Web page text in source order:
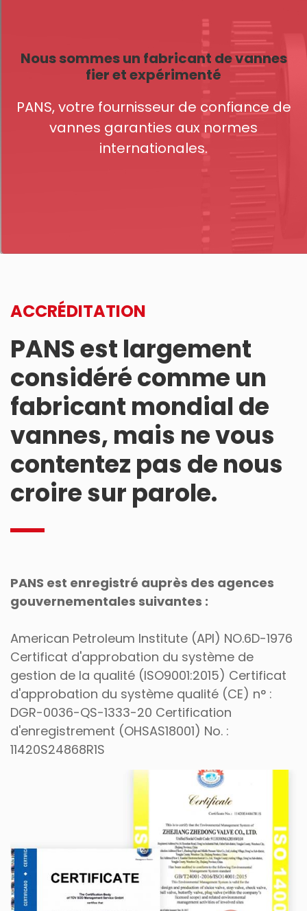
Nous sommes un fabricant de vannes
fier et expérimenté
PANS, votre fournisseur de confiance de
vannes garanties aux normes
internationales.
ACCRÉDITATION
PANS est largement
considéré comme un
fabricant mondial de
vannes, mais ne vous
contentez pas de nous
croire sur parole.
PANS est enregistré auprès des agences
gouvernementales suivantes :
American Petroleum Institute (API) NO.6D-1976
Certificat d'approbation du système de
gestion de la qualité (ISO9001:2015) Certificat
d'approbation du système qualité (CE) n° :
DGR-0036-QS-1333-20 Certification
d'enregistrement (OHSAS18001) No. :
11420S24868R1S